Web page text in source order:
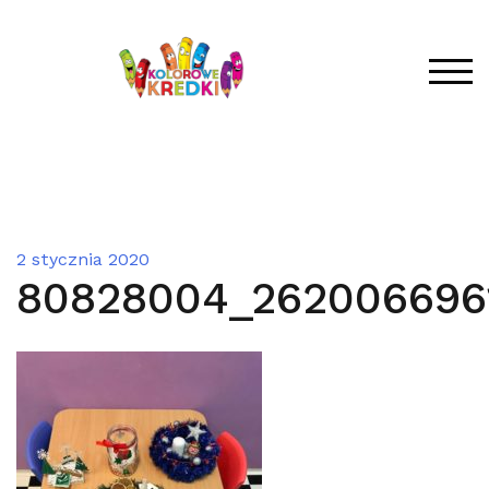
2 stycznia 2020